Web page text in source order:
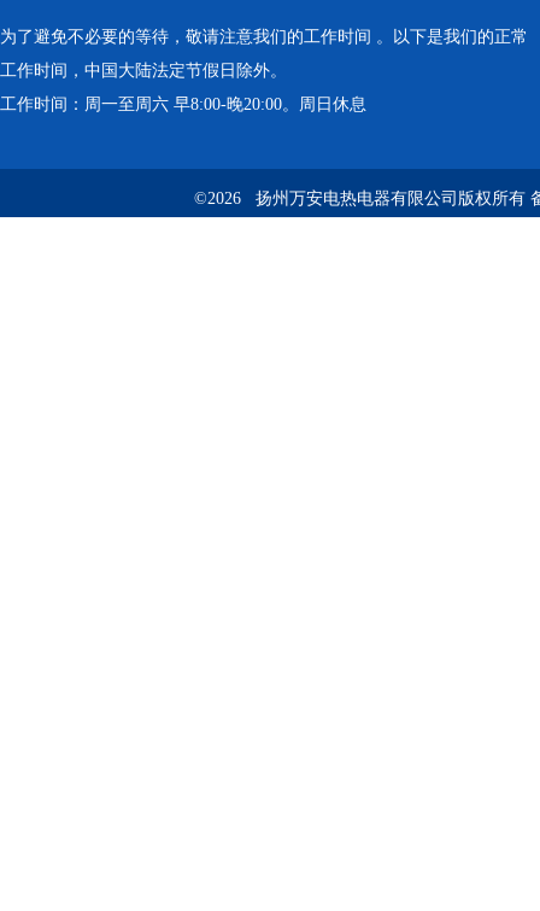
为了避免不必要的等待，敬请注意我们的工作时间 。以下是我们的正常
工作时间，中国大陆法定节假日除外。
工作时间：周一至周六 早8:00-晚20:00。周日休息
©2026 扬州万安电热电器有限公司版权所有